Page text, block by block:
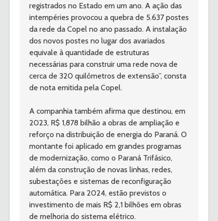
registrados no Estado em um ano. A ação das
intempéries provocou a quebra de 5.637 postes
da rede da Copel no ano passado. A instalação
dos novos postes no lugar dos avariados
equivale à quantidade de estruturas
necessárias para construir uma rede nova de
cerca de 320 quilômetros de extensão”, consta
de nota emitida pela Copel.
A companhia também afirma que destinou, em
2023, R$ 1,878 bilhão a obras de ampliação e
reforço na distribuição de energia do Paraná. O
montante foi aplicado em grandes programas
de modernização, como o Paraná Trifásico,
além da construção de novas linhas, redes,
subestações e sistemas de reconfiguração
automática. Para 2024, estão previstos o
investimento de mais R$ 2,1 bilhões em obras
de melhoria do sistema elétrico.